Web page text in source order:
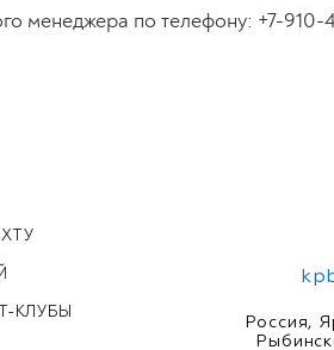
менеджера по телефону: +7-910-
КЛУБЫ
Россия,